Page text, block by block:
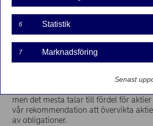
Det mesta pekar fortfarande i
amerikansk mjuklandning där
ekonomiska tillväxten håller i sig.
vinsttillväxten tillbaka och värdering i
risken kopplat till geopolitik är fortsatt
men det mesta talar till fördel för
vår rekommendation att övervikta
av obligationer.
6 Statistik
7 Marknadsföring
Senast